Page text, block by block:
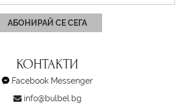
АБОНИРАЙ СЕ СЕГА
КОНТАКТИ
Facebook Messenger
info@bulbel.bg